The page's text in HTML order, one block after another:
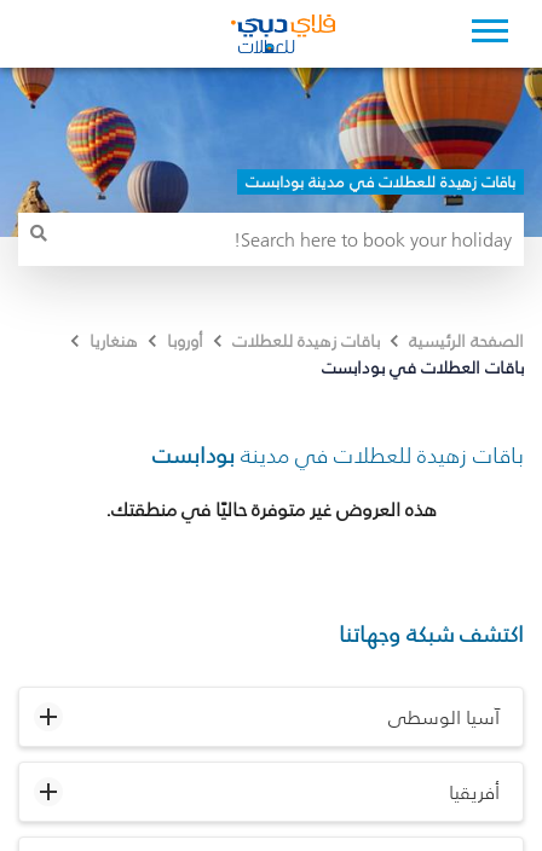
باقات زهيدة للعطلات في مدينة بودابست
الصفحة الرئيسية باقات زهيدة للعطلات أوروبا
هنغاريا
باقات العطلات في بودابست
باقات زهيدة للعطلات في مدينة بودابست
هذه العروض غير متوفرة حاليًا في منطقتك.
اكتشف شبكة وجهاتنا
آسيا الوسطى
أفريقيا